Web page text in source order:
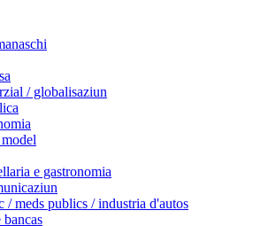
/ globalisaziun
e gastronomia
/ meds publics / industria d'autos
bancas